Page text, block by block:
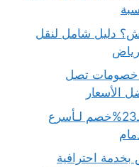
دليل شامل لنقل
خصومات تصل
نقل عفش من الرياض للدمام..بـ23%خصم لـأسرع
احترافية